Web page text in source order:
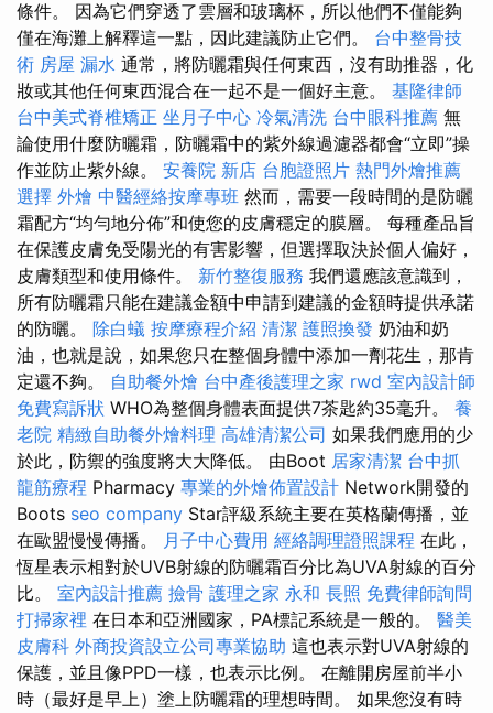
條件。 因為它們穿透了雲層和玻璃杯，所以他們不僅能夠
僅在海灘上解釋這一點，因此建議防止它們。 台中整骨技
術 房屋 漏水 通常，將防曬霜與任何東西，沒有助推器，化
妝或其他任何東西混合在一起不是一個好主意。 基隆律師
台中美式脊椎矯正 坐月子中心 冷氣清洗 台中眼科推薦 無
論使用什麼防曬霜，防曬霜中的紫外線過濾器都會“立即”操
作並防止紫外線。 安養院 新店 台胞證照片 熱門外燴推薦
選擇 外燴 中醫經絡按摩專班 然而，需要一段時間的是防曬
霜配方“均勻地分佈”和使您的皮膚穩定的膜層。 每種產品旨
在保護皮膚免受陽光的有害影響，但選擇取決於個人偏好，
皮膚類型和使用條件。 新竹整復服務 我們還應該意識到，
所有防曬霜只能在建議金額中申請到建議的金額時提供承諾
的防曬。 除白蟻 按摩療程介紹 清潔 護照換發 奶油和奶
油，也就是說，如果您只在整個身體中添加一劑花生，那肯
定還不夠。 自助餐外燴 台中產後護理之家 rwd 室內設計師
免費寫訴狀 WHO為整個身體表面提供7茶匙約35毫升。 養
老院 精緻自助餐外燴料理 高雄清潔公司 如果我們應用的少
於此，防禦的強度將大大降低。 由Boot 居家清潔 台中抓
龍筋療程 Pharmacy 專業的外燴佈置設計 Network開發的
Boots seo company Star評級系統主要在英格蘭傳播，並
在歐盟慢慢傳播。 月子中心費用 經絡調理證照課程 在此，
恆星表示相對於UVB射線的防曬霜百分比為UVA射線的百分
比。 室內設計推薦 撿骨 護理之家 永和 長照 免費律師詢問
打掃家裡 在日本和亞洲國家，PA標記系統是一般的。 醫美
皮膚科 外商投資設立公司專業協助 這也表示對UVA射線的
保護，並且像PPD一樣，也表示比例。 在離開房屋前半小
時（最好是早上）塗上防曬霜的理想時間。 如果您沒有時